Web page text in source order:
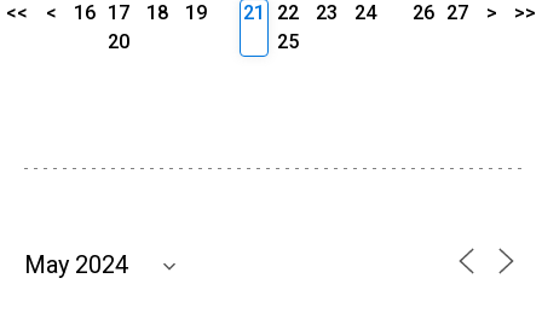
<< < 16 17 18
19
20
21 22 23
24
25
26 27 > >>